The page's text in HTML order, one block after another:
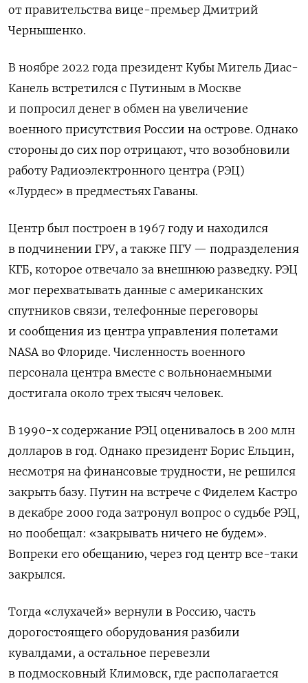
от правительства вице-премьер Дмитрий
Чернышенко.
В ноябре 2022 года президент Кубы Мигель Диас-
Канель встретился с Путиным в Москве
и попросил денег в обмен на увеличение
военного присутствия России на острове. Однако
стороны до сих пор отрицают, что возобновили
работу Радиоэлектронного центра (РЭЦ)
«Лурдес» в предместьях Гаваны.
Центр был построен в 1967 году и находился
в подчинении ГРУ, а также ПГУ — подразделения
КГБ, которое отвечало за внешнюю разведку. РЭЦ
мог перехватывать данные с американских
спутников связи, телефонные переговоры
и сообщения из центра управления полетами
NASA во Флориде. Численность военного
персонала центра вместе с вольнонаемными
достигала около трех тысяч человек.
В 1990-х содержание РЭЦ оценивалось в 200 млн
долларов в год. Однако президент Борис Ельцин,
несмотря на финансовые трудности, не решился
закрыть базу. Путин на встрече с Фиделем Кастро
в декабре 2000 года затронул вопрос о судьбе РЭЦ,
но пообещал: «закрывать ничего не будем».
Вопреки его обещанию, через год центр все-таки
закрылся.
Тогда «слухачей» вернули в Россию, часть
дорогостоящего оборудования разбили
кувалдами, а остальное перевезли
в подмосковный Климовск, где располагается